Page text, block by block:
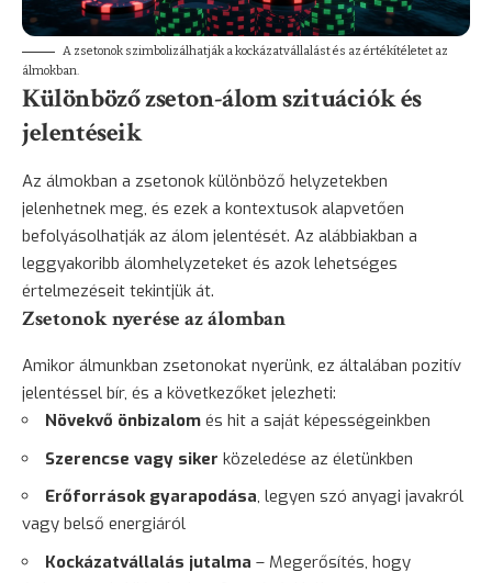
A zsetonok szimbolizálhatják a kockázatvállalást és az értékítéletet az
álmokban.
Különböző zseton-álom szituációk és
jelentéseik
Az álmokban a zsetonok különböző helyzetekben
jelenhetnek meg, és ezek a kontextusok alapvetően
befolyásolhatják az álom jelentését. Az alábbiakban a
leggyakoribb álomhelyzeteket és azok lehetséges
értelmezéseit tekintjük át.
Zsetonok nyerése az álomban
Amikor álmunkban zsetonokat nyerünk, ez általában pozitív
jelentéssel bír, és a következőket jelezheti:
Növekvő önbizalom és hit a saját képességeinkben
Szerencse vagy siker közeledése az életünkben
Erőforrások gyarapodása, legyen szó anyagi javakról
vagy belső energiáról
Kockázatvállalás jutalma – Megerősítés, hogy